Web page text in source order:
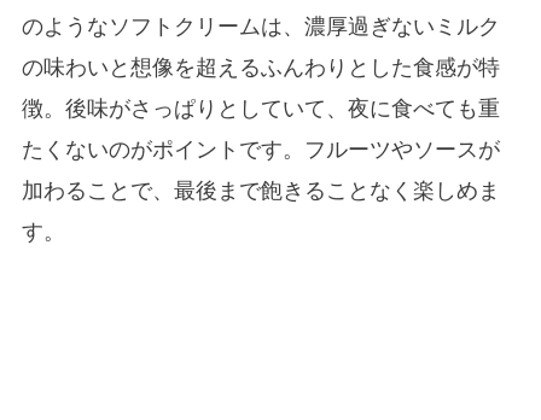
のようなソフトクリームは、濃厚過ぎないミルク
の味わいと想像を超えるふんわりとした食感が特
徴。後味がさっぱりとしていて、夜に食べても重
たくないのがポイントです。フルーツやソースが
加わることで、最後まで飽きることなく楽しめま
す。